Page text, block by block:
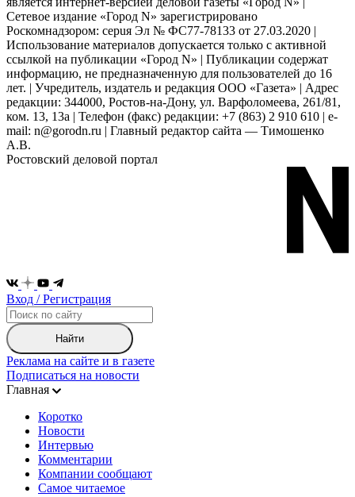
Сетевое издание «Город N» зарегистрировано
Роскомнадзором: серuя Эл № ФС77-78133 от 27.03.2020 |
Использование материалов допускается только с активной
ссылкой на публикации «Город N» | Публикации содержат
информацию, не предназначенную для пользователей до 16
лет. | Учредитель, издатель и редакция ООО «Газета» | Адрес
редакции: 344000, Ростов-на-Дону, ул. Варфоломеева, 261/81,
ком. 13, 13а | Телефон (факс) редакции: +7 (863) 2 910 610 | e-
mail: n@gorodn.ru | Главный редактор сайта — Тимошенко
А.В.
Ростовский деловой портал
Вход / Регистрация
Найти
Реклама на сайте и в газете
Подписаться на новости
Главная
Коротко
Новости
Интервью
Комментарии
Компании сообщают
Самое читаемое